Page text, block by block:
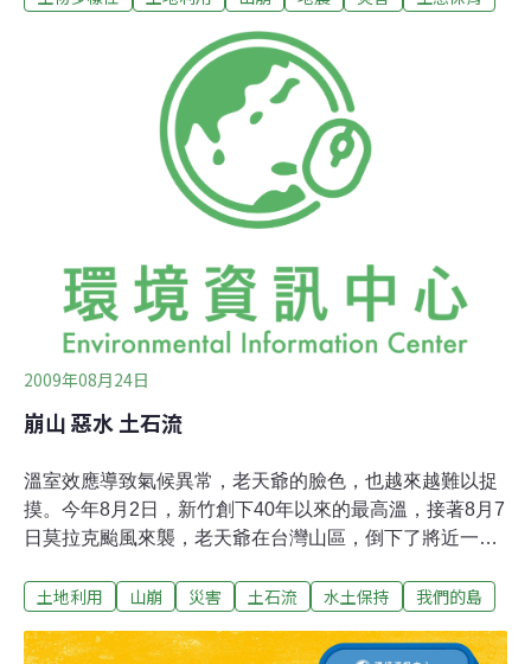
仙東南方17公里處，震源深度僅公里，屬淺層地震。氣象
局地震測報中心主任郭鎧紋表示，這起地震跟台灣過去的
地震一樣，因菲律賓海板塊擠壓歐亞大陸板塊導致斷層破
裂，且甲仙地區20年來沒有發生規模6以上的地震，6.4的
地震算是正常能量釋放。台大地質系教授陳宏宇提醒，地
震過後土石鬆動，若再遇大雨恐會形成山崩、土石流災
情，今年梅雨季恐提早，民眾不能掉以輕心，「看到落石
2009年08月24日
崩山 惡水 土石流
溫室效應導致氣候異常，老天爺的臉色，也越來越難以捉
摸。今年8月2日，新竹創下40年以來的最高溫，接著8月7
日莫拉克颱風來襲，老天爺在台灣山區，倒下了將近一年
的區域包括玉山北側濁水溪上游的陳有蘭溪流域，以及玉
的地區。洪水、崩山、土石流，透露著什麼樣的警訊？我
土地利用 山崩 災害 土石流 水土保持 我們的島